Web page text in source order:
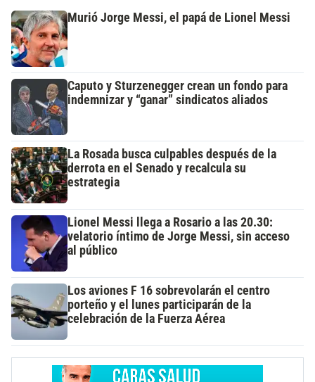
Murió Jorge Messi, el papá de Lionel Messi
Caputo y Sturzenegger crean un fondo para
indemnizar y “ganar” sindicatos aliados
La Rosada busca culpables después de la
derrota en el Senado y recalcula su
estrategia
Lionel Messi llega a Rosario a las 20.30:
velatorio íntimo de Jorge Messi, sin acceso
al público
Los aviones F 16 sobrevolarán el centro
porteño y el lunes participarán de la
celebración de la Fuerza Aérea